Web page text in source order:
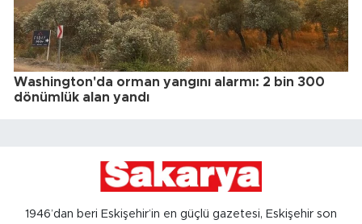
Washington'da orman yangını alarmı: 2 bin 300
dönümlük alan yandı
1946’dan beri Eskişehir’in en güçlü gazetesi, Eskişehir son